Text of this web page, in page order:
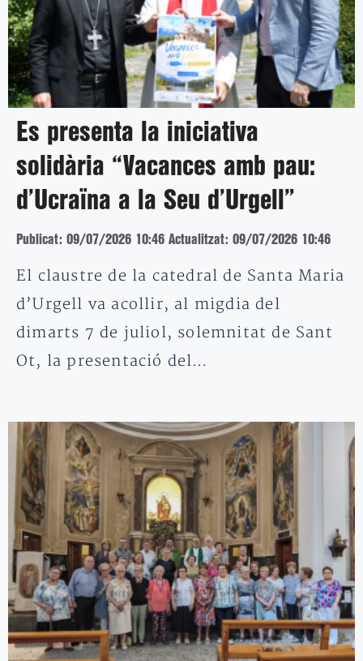
Es presenta la iniciativa
solidària “Vacances amb pau:
d’Ucraïna a la Seu d’Urgell”
Publicat: 09/07/2026 10:46 Actualitzat: 09/07/2026 10:46
El claustre de la catedral de Santa Maria
d’Urgell va acollir, al migdia del
dimarts 7 de juliol, solemnitat de Sant
Ot, la presentació del…